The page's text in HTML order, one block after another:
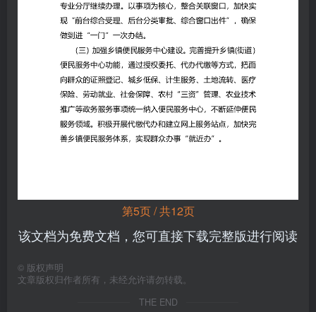
第5页 / 共12页
该文档为免费文档，您可直接下载完整版进行阅读
© 版权声明
文章版权归作者所有，未经允许请勿转载。
THE END